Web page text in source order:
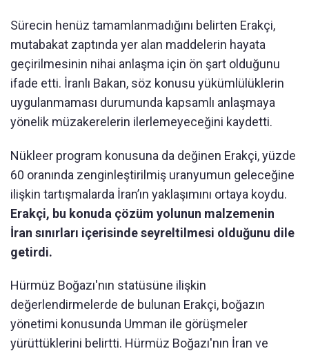
Sürecin henüz tamamlanmadığını belirten Erakçi,
mutabakat zaptında yer alan maddelerin hayata
geçirilmesinin nihai anlaşma için ön şart olduğunu
ifade etti. İranlı Bakan, söz konusu yükümlülüklerin
uygulanmaması durumunda kapsamlı anlaşmaya
yönelik müzakerelerin ilerlemeyeceğini kaydetti.
Nükleer program konusuna da değinen Erakçi, yüzde
60 oranında zenginleştirilmiş uranyumun geleceğine
ilişkin tartışmalarda İran’ın yaklaşımını ortaya koydu.
Erakçi, bu konuda çözüm yolunun malzemenin
İran sınırları içerisinde seyreltilmesi olduğunu dile
getirdi.
Hürmüz Boğazı'nın statüsüne ilişkin
değerlendirmelerde de bulunan Erakçi, boğazın
yönetimi konusunda Umman ile görüşmeler
yürüttüklerini belirtti. Hürmüz Boğazı'nın İran ve